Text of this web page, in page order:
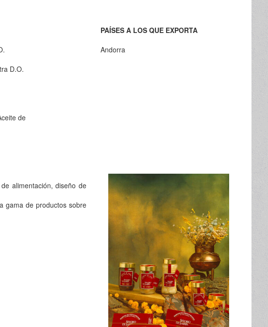
D.O.
de
PAÍSES A LOS QUE EXPORTA
Andorra
alimentación, diseño de
gama de productos sobre